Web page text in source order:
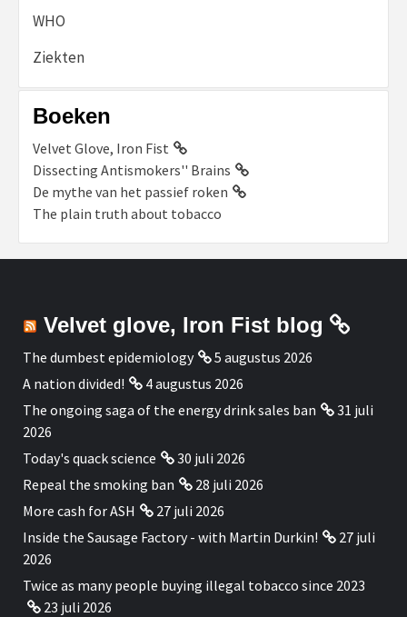
WHO
Ziekten
Boeken
Velvet Glove, Iron Fist
Dissecting Antismokers'' Brains
De mythe van het passief roken
The plain truth about tobacco
Velvet glove, Iron Fist blog
The dumbest epidemiology
5 augustus 2026
A nation divided!
4 augustus 2026
The ongoing saga of the energy drink sales ban
31 juli
2026
Today's quack science
30 juli 2026
Repeal the smoking ban
28 juli 2026
More cash for ASH
27 juli 2026
Inside the Sausage Factory - with Martin Durkin!
27 juli
2026
Twice as many people buying illegal tobacco since 2023
23 juli 2026